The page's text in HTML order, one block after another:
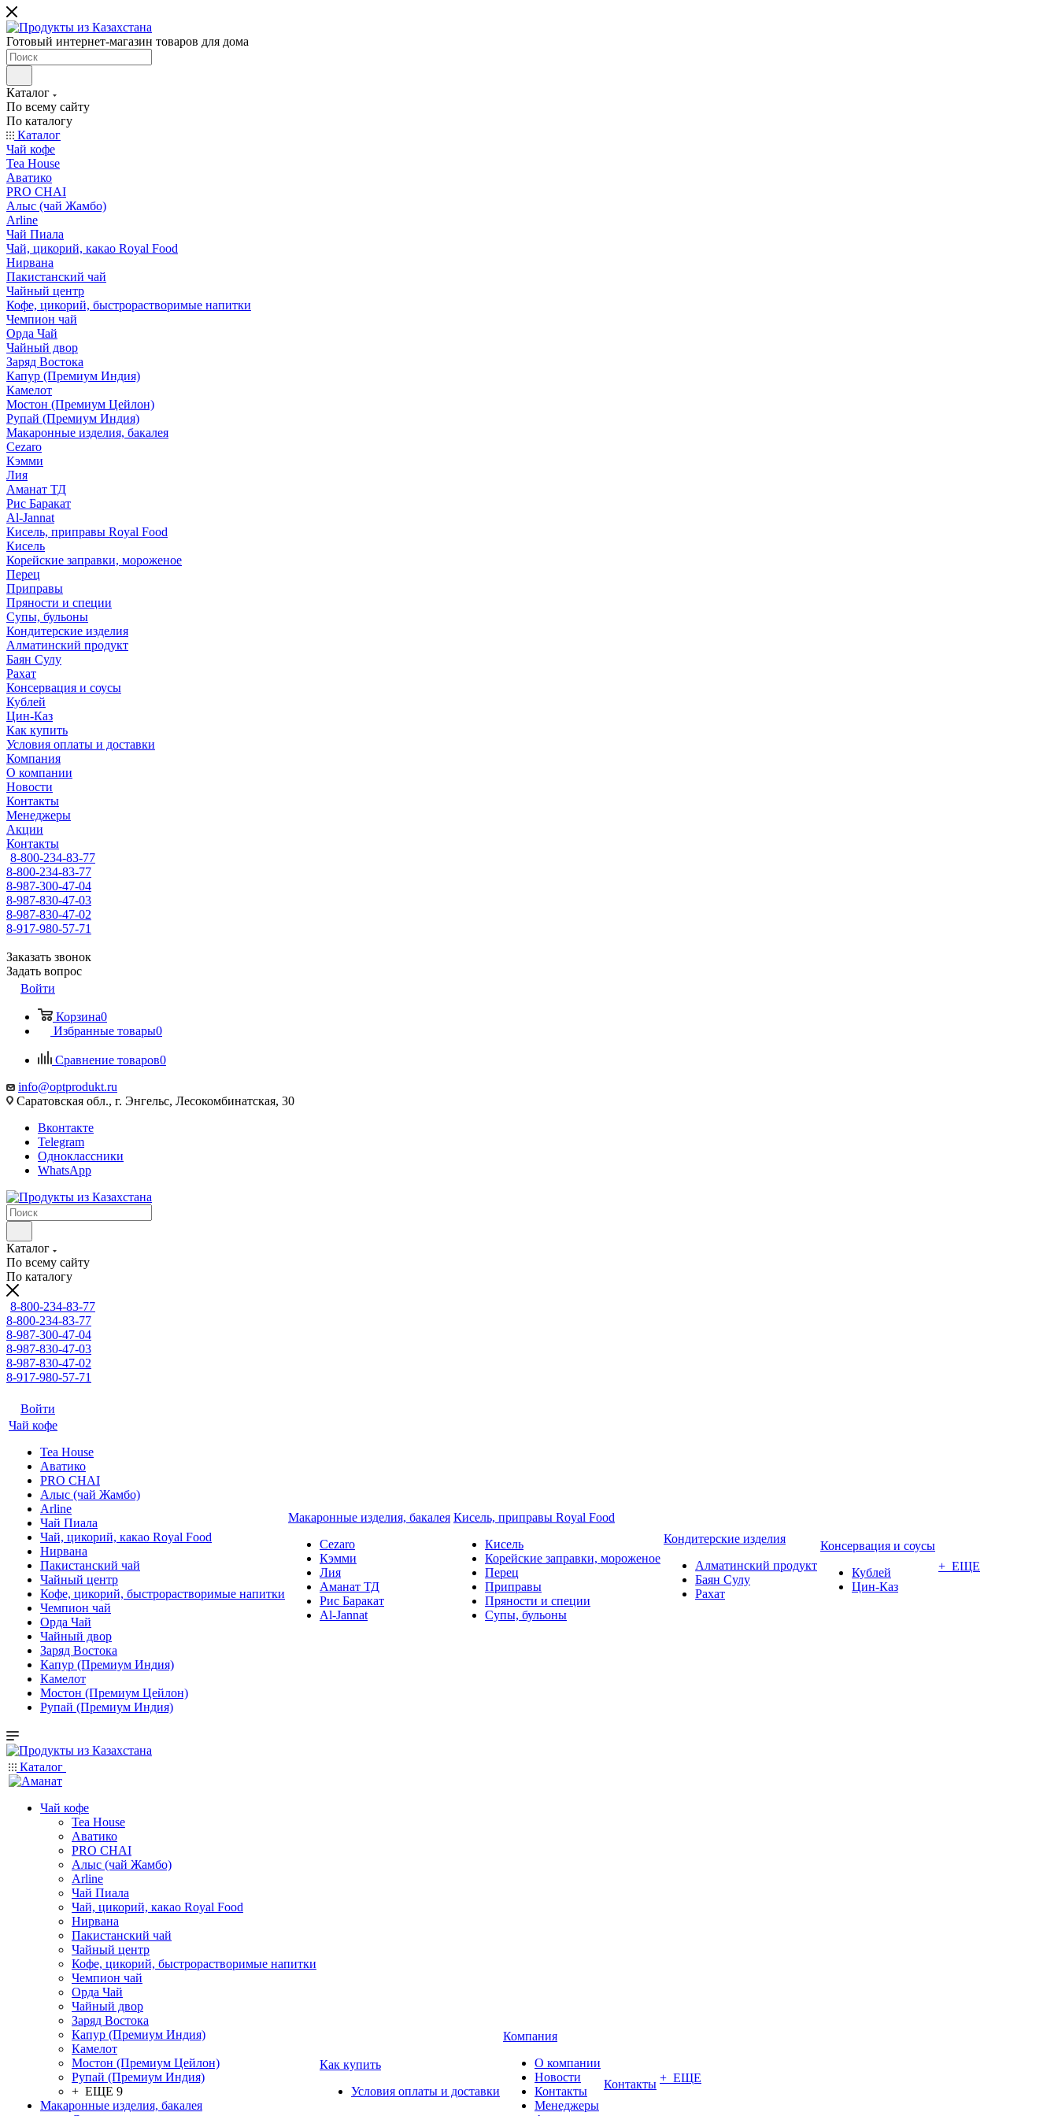
Готовый интернет-магазин товаров для дома
Каталог
По всему сайту
По каталогу
Каталог
Чай кофе
Tea House
Аватико
PRO CHAI
Алыс (чай Жамбо)
Arline
Чай Пиала
Чай, цикорий, какао Royal Food
Нирвана
Пакистанский чай
Чайный центр
Кофе, цикорий, быстрорастворимые напитки
Чемпион чай
Орда Чай
Чайный двор
Заряд Востока
Капур (Премиум Индия)
Камелот
Мостон (Премиум Цейлон)
Рупай (Премиум Индия)
Макаронные изделия, бакалея
Cezaro
Кэмми
Лия
Аманат ТД
Рис Баракат
Al-Jannat
Кисель, приправы Royal Food
Кисель
Корейские заправки, мороженое
Перец
Приправы
Пряности и специи
Супы, бульоны
Кондитерские изделия
Алматинский продукт
Баян Сулу
Рахат
Консервация и соусы
Кублей
Цин-Каз
Как купить
Условия оплаты и доставки
Компания
О компании
Новости
Контакты
Менеджеры
Акции
Контакты
8-800-234-83-77
8-800-234-83-77
8-987-300-47-04
8-987-830-47-03
8-987-830-47-02
8-917-980-57-71
Заказать звонок
Задать вопрос
Войти
Корзина0
Избранные товары0
Сравнение товаров0
info@optprodukt.ru
Саратовская обл., г. Энгельс, Лесокомбинатская, 30
Вконтакте
Telegram
Одноклассники
WhatsApp
Каталог
По всему сайту
По каталогу
8-800-234-83-77
8-800-234-83-77
8-987-300-47-04
8-987-830-47-03
8-987-830-47-02
8-917-980-57-71
Войти
Чай кофе
Tea House
Аватико
PRO CHAI
Алыс (чай Жамбо)
Arline
Чай Пиала
Чай, цикорий, какао Royal Food
Нирвана
Пакистанский чай
Чайный центр
Кофе, цикорий, быстрорастворимые напитки
Чемпион чай
Орда Чай
Чайный двор
Заряд Востока
Капур (Премиум Индия)
Камелот
Мостон (Премиум Цейлон)
Рупай (Премиум Индия)
Макаронные изделия, бакалея
Cezaro
Кэмми
Лия
Аманат ТД
Рис Баракат
Al-Jannat
Кисель, приправы Royal Food
Кисель
Корейские заправки, мороженое
Перец
Приправы
Пряности и специи
Супы, бульоны
Кондитерские изделия
Алматинский продукт
Баян Сулу
Рахат
Консервация и соусы
Кублей
Цин-Каз
+ ЕЩЕ
Каталог
Чай кофе
Tea House
Аватико
PRO CHAI
Алыс (чай Жамбо)
Arline
Чай Пиала
Чай, цикорий, какао Royal Food
Нирвана
Пакистанский чай
Чайный центр
Кофе, цикорий, быстрорастворимые напитки
Чемпион чай
Орда Чай
Чайный двор
Заряд Востока
Капур (Премиум Индия)
Камелот
Мостон (Премиум Цейлон)
Рупай (Премиум Индия)
+ ЕЩЕ 9
Макаронные изделия, бакалея
Как купить
Условия оплаты и доставки
Компания
О компании
Новости
Контакты
Менеджеры
Контакты + ЕЩЕ